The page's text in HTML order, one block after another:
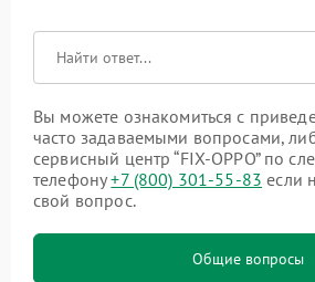
Вы можете ознакомиться с
часто задаваемыми вопросами,
сервисный центр “FIX-OPPO” по
телефону+7 (800) 301-55-83 если
свой вопрос.
Общие вопросы